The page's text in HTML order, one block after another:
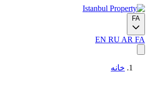
FA
EN RU AR FA
خانه